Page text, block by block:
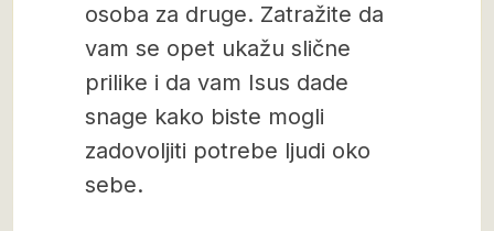
osoba za druge. Zatražite da
vam se opet ukažu slične
prilike i da vam Isus dade
snage kako biste mogli
zadovoljiti potrebe ljudi oko
sebe.